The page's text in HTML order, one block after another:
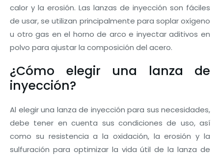
calor y la erosión. Las lanzas de inyección son fáciles
de usar, se utilizan principalmente para soplar oxígeno
u otro gas en el horno de arco e inyectar aditivos en
polvo para ajustar la composición del acero.
¿Cómo elegir una lanza de
inyección?
Al elegir una lanza de inyección para sus necesidades,
debe tener en cuenta sus condiciones de uso, así
como su resistencia a la oxidación, la erosión y la
sulfuración para optimizar la vida útil de la lanza de